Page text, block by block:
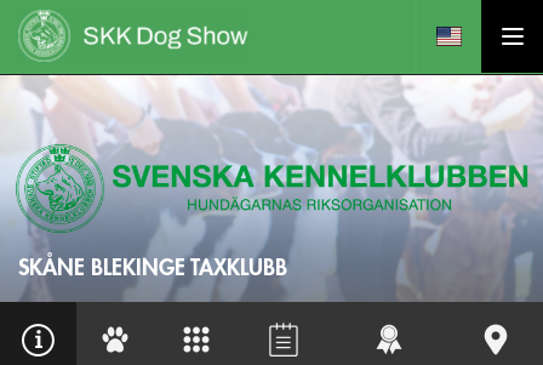
SKÅNE BLEKINGE TAXKLUBB